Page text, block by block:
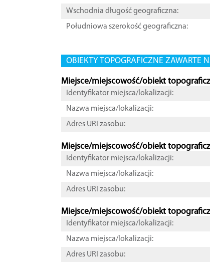
Wschodnia długość geograficzna:
Południowa szerokość geograficzna:
OBIEKTY TOPOGRAFICZNE ZAWARTE
Miejsce/miejscowość/obiekt
Identyfikator miejsca/lokalizacji:
Nazwa miejsca/lokalizacji:
Adres URI zasobu:
Miejsce/miejscowość/obiekt
Identyfikator miejsca/lokalizacji:
Nazwa miejsca/lokalizacji:
Adres URI zasobu:
Miejsce/miejscowość/obiekt
Identyfikator miejsca/lokalizacji:
Nazwa miejsca/lokalizacji:
Adres URI zasobu: